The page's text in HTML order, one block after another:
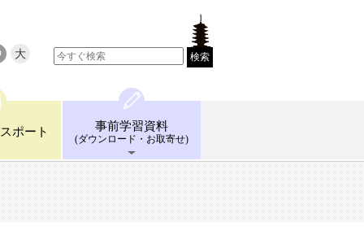
検索
大
ポート 事前学習資料
(ダウンロード ・お取寄せ)